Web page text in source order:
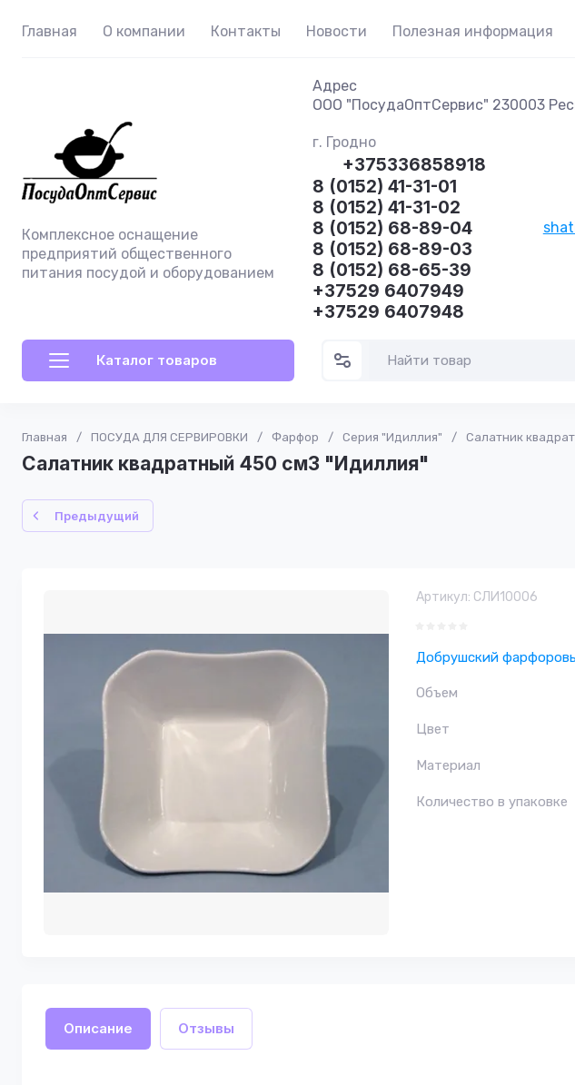
Главная О компании Контакты Новости Полезная информация
Комплексное оснащение
предприятий общественного
питания посудой и оборудованием
Адрес
ООО "ПосудаОптСервис" 230003
г. Гродно
+375336858918
8 (0152) 41-31-01
8 (0152) 41-31-02
8 (0152) 68-89-04
8 (0152) 68-89-03
8 (0152) 68-65-39
+37529 6407949
+37529 6407948
Каталог товаров
Главная / ПОСУДА ДЛЯ СЕРВИРОВКИ / Фарфор / Серия "Идиллия" / Салатник
Салатник квадратный 450 см3 "Идиллия"
Предыдущий
Артикул: СЛИ10006
Добрушский
Объем
Цвет
Материал
Количество в упаковке
Описание Отзывы